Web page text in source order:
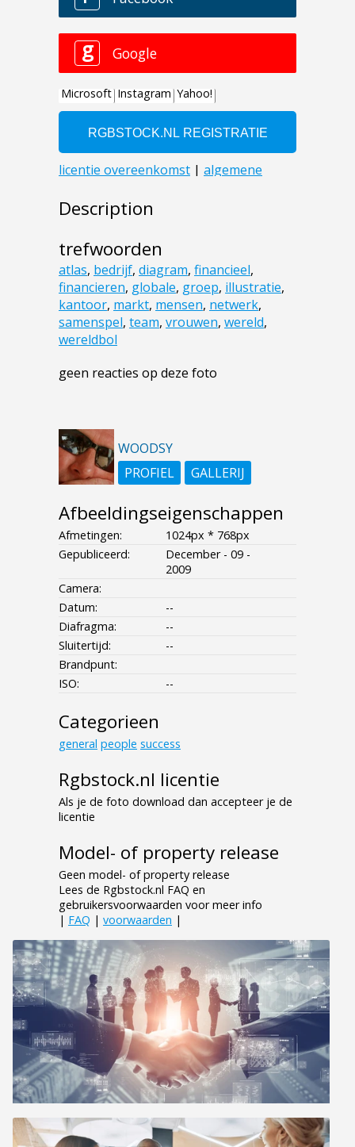
Description
trefwoorden
atlas, bedrijf, diagram, financieel,
financieren, globale, groep, illustratie,
kantoor, markt, mensen, netwerk,
samenspel, team, vrouwen, wereld,
wereldbol
geen reacties op deze foto
WOODSY
PROFIEL
GALLERIJ
Afbeeldingseigenschappen
Afmetingen:
1024px * 768px
Gepubliceerd:
December - 09 -
2009
Camera:
Datum:
--
Diafragma:
--
Sluitertijd:
--
Brandpunt:
ISO:
--
Categorieen
general people success
Rgbstock.nl licentie
Als je de foto download dan accepteer je de
licentie
Model- of property release
Geen model- of property release
Lees de Rgbstock.nl FAQ en
gebruikersvoorwaarden voor meer info
| FAQ | voorwaarden |